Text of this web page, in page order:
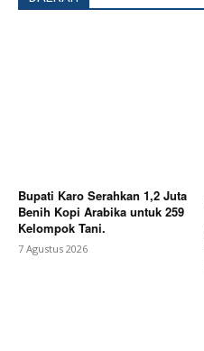
Company
Bupati Karo Serahkan 1,2 Juta
Benih Kopi Arabika untuk 259
Kelompok Tani.
7 Agustus 2026